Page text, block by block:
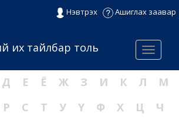
Нэвтрэх Ашиглах заавар
Menu
их тайлбар толь
Д Е Ё Ж З И К Л
М
Р С Т У Ү Ф Х Ц
Ч